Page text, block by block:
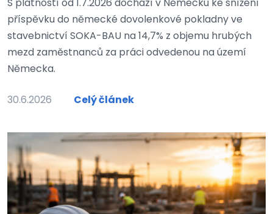
příspěvku do německé dovolenkové pokladny ve
stavebnictví SOKA-BAU na 14,7% z objemu hrubých
mezd zaměstnanců za práci odvedenou na území
Německa.
30.6.2026 Celý článek